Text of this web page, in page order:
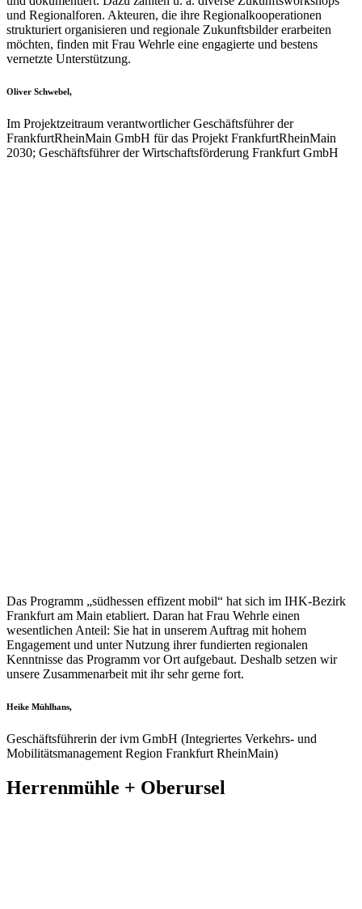
und Regionalforen. Akteuren, die ihre Regionalkooperationen
strukturiert organisieren und regionale Zukunftsbilder erarbeiten
möchten, finden mit Frau Wehrle eine engagierte und bestens
vernetzte Unterstützung.
Oliver Schwebel,
Im Projektzeitraum verantwortlicher Geschäftsführer der
FrankfurtRheinMain GmbH für das Projekt FrankfurtRheinMain
2030; Geschäftsführer der Wirtschaftsförderung Frankfurt GmbH
Das Programm „südhessen effizent mobil“ hat sich im IHK-Bezirk
Frankfurt am Main etabliert. Daran hat Frau Wehrle einen
wesentlichen Anteil: Sie hat in unserem Auftrag mit hohem
Engagement und unter Nutzung ihrer fundierten regionalen
Kenntnisse das Programm vor Ort aufgebaut. Deshalb setzen wir
unsere Zusammenarbeit mit ihr sehr gerne fort.
Heike Mühlhans,
Geschäftsführerin der ivm GmbH (Integriertes Verkehrs- und
Mobilitätsmanagement Region Frankfurt RheinMain)
Herrenmühle + Oberursel